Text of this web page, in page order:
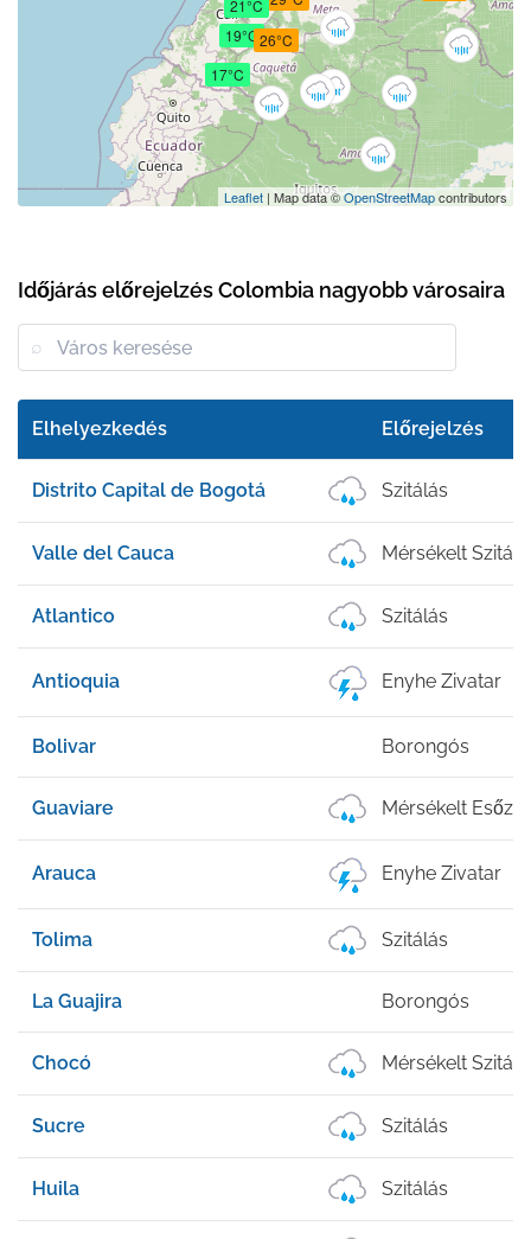
21°C
26°C
19°C
17°C
Leaflet | Map data ©OpenStreetMapcontributors
Időjárás előrejelzés Colombia nagyobb városaira
Elhelyezkedés Előrejelzés
Distrito Capital de Bogotá Szitálás
Valle del Cauca Mérsékelt
Atlantico Szitálás
Antioquia Enyhe Zivatar
Bolivar Borongós
Guaviare Mérsékelt
Arauca Enyhe Zivatar
Tolima Szitálás
La Guajira Borongós
Chocó Mérsékelt
Sucre Szitálás
Huila Szitálás